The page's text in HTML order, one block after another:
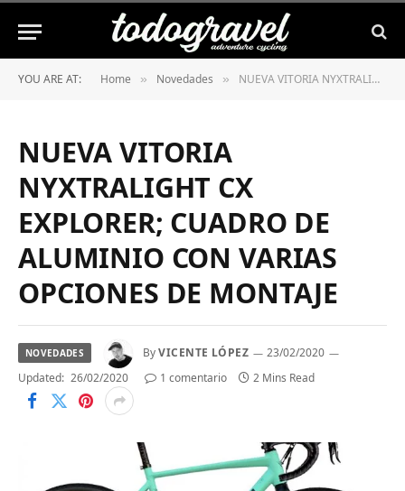
YOU ARE AT: Home » Novedades » NUEVA VITORIA NYXTRALIGHT CX EXPLORER; CUADRO DE ALUMINIO CON VARIAS OPCIONES DE MONTAJE
NUEVA VITORIA
NYXTRALIGHT CX
EXPLORER; CUADRO DE
ALUMINIO CON VARIAS
OPCIONES DE MONTAJE
NOVEDADES ByVICENTE LÓPEZ
23/02/2020
Updated: 26/02/2020 1 comentario 2 Mins Read